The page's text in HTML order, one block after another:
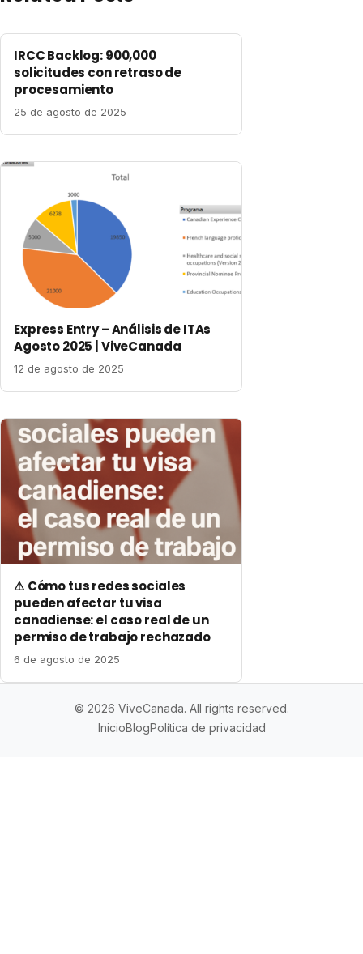
IRCC Backlog: 900,000
solicitudes con retraso de
procesamiento
25 de agosto de 2025
Express Entry – Análisis de ITAs
Agosto 2025 | ViveCanada
12 de agosto de 2025
⚠️ Cómo tus redes sociales
pueden afectar tu visa
canadiense: el caso real de un
permiso de trabajo rechazado
6 de agosto de 2025
© 2026 ViveCanada. All rights reserved.
InicioBlogPolítica de privacidad